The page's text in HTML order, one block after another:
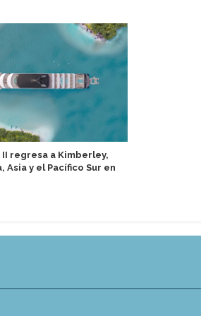
regresa a Kimberley,
Asia y el Pacífico Sur en